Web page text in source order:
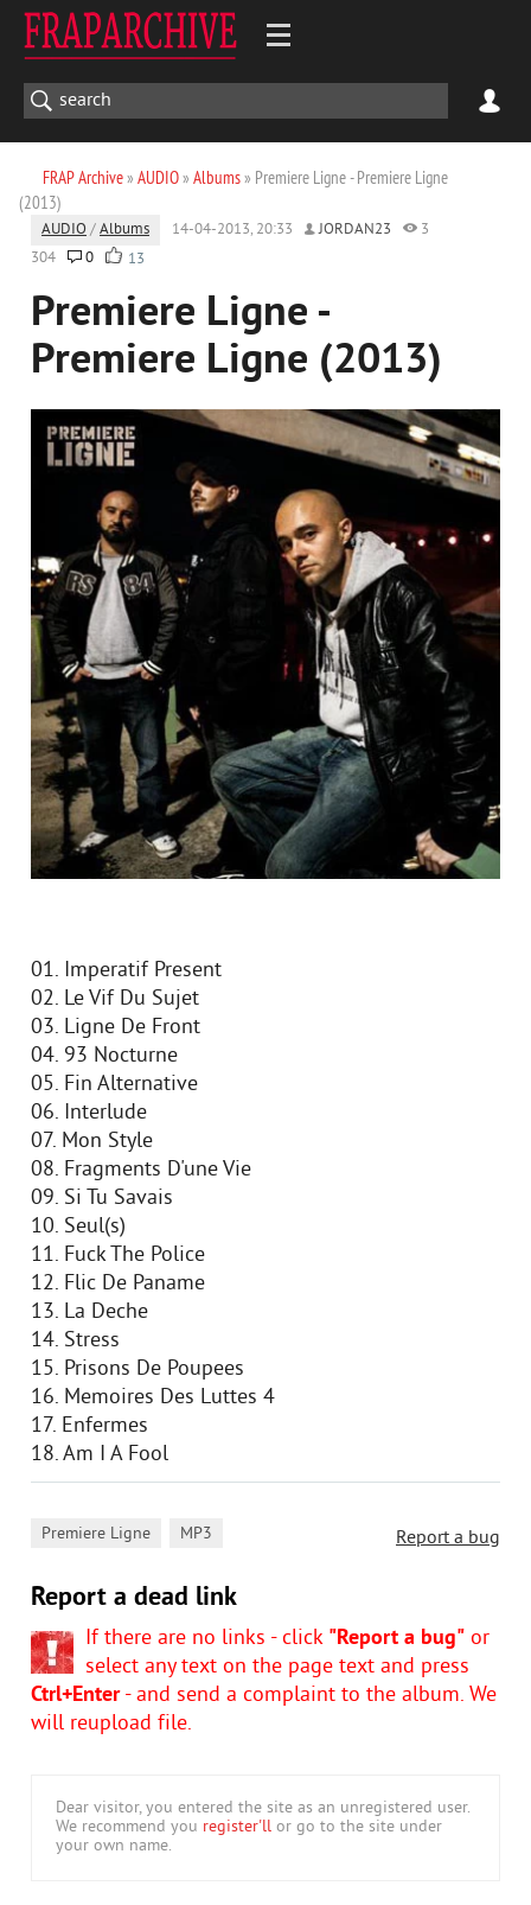
FRAP Archive» AUDIO» Albums» Premiere Ligne - Premiere Ligne
(2013)
AUDIO /Albums 14-04-2013, 20:33 JORDAN23
3
304
0 13
Premiere Ligne -
Premiere Ligne (2013)
01. Imperatif Present
02. Le Vif Du Sujet
03. Ligne De Front
04. 93 Nocturne
05. Fin Alternative
06. Interlude
07. Mon Style
08. Fragments D'une Vie
09. Si Tu Savais
10. Seul(s)
11. Fuck The Police
12. Flic De Paname
13. La Deche
14. Stress
15. Prisons De Poupees
16. Memoires Des Luttes 4
17. Enfermes
18. Am I A Fool
Report a bug
Premiere Ligne MP3
Report a dead link
If there are no links - click "Report a bug" or
select any text on the page text and press
Ctrl+Enter- and send a complaint to the album. We
will reupload file.
Dear visitor, you entered the site as an unregistered user.
We recommend you register'll or go to the site under
your own name.